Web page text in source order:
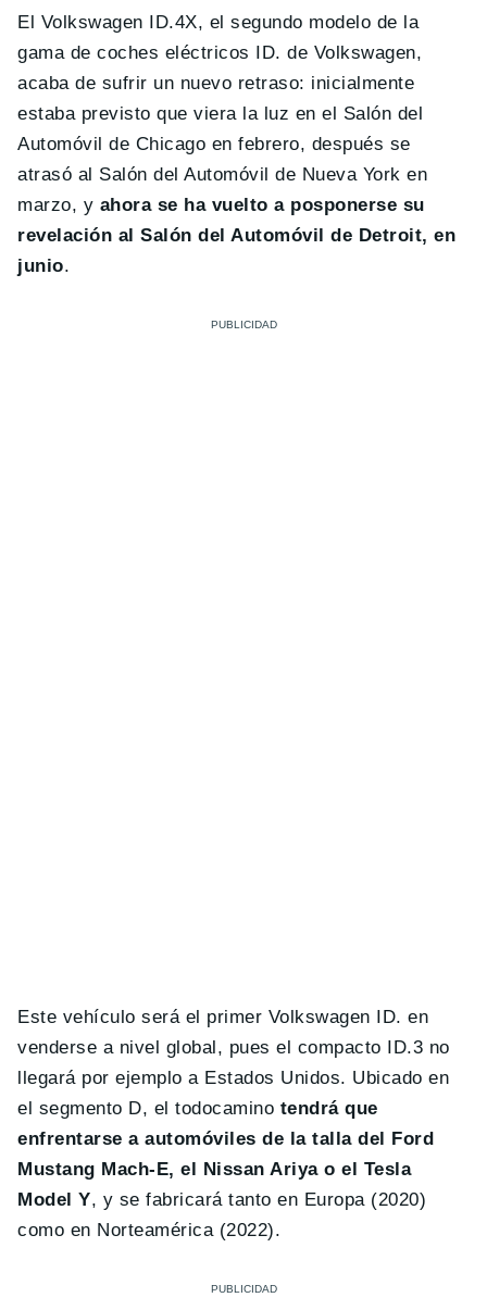
El Volkswagen ID.4X, el segundo modelo de la
gama de coches eléctricos ID. de Volkswagen,
acaba de sufrir un nuevo retraso: inicialmente
estaba previsto que viera la luz en el Salón del
Automóvil de Chicago en febrero, después se
atrasó al Salón del Automóvil de Nueva York en
marzo, y ahora se ha vuelto a posponerse su
revelación al Salón del Automóvil de Detroit, en
junio.
Este vehículo será el primer Volkswagen ID. en
venderse a nivel global, pues el compacto ID.3 no
llegará por ejemplo a Estados Unidos. Ubicado en
el segmento D, el todocamino tendrá que
enfrentarse a automóviles de la talla del Ford
Mustang Mach-E, el Nissan Ariya o el Tesla
Model Y, y se fabricará tanto en Europa (2020)
como en Norteamérica (2022).